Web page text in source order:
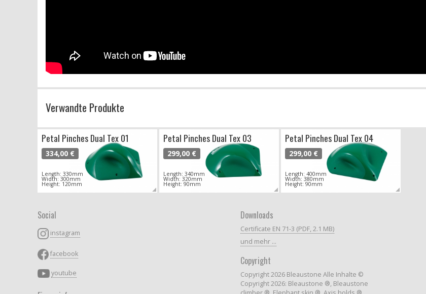
Verwandte Produkte
Petal Pinches Dual Tex 01
334,00 €
Length: 330mm
Width: 300mm
Height: 120mm
Petal Pinches Dual Tex 03
299,00 €
Length: 340mm
Width: 320mm
Height: 90mm
Petal Pinches Dual Tex 04
299,00 €
Length: 400mm
Width: 380mm
Height: 90mm
Social
instagram
facebook
youtube
Downloads
Certificate EN 71-3 (PDF, 2.1 MB)
und mehr ...
Copyright
Copyright 2026 Bleaustone Alle Inhalte ©
Copyright 2026: Bleaustone ®, Bleaustone